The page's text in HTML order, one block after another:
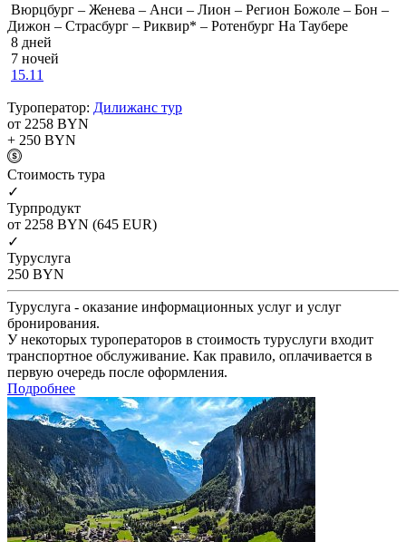
Вюрцбург – Женева – Анси – Лион – Регион Божоле – Бон –
Дижон – Страсбург – Риквир* – Ротенбург На Таубере
8 дней
7 ночей
15.11
Туроператор: Дилижанс тур
от 2258 BYN
+ 250 BYN
Cтоимость тура
✓
Турпродукт
от 2258 BYN (645 EUR)
✓
Туруслуга
250 BYN
Туруслуга - оказание информационных услуг и услуг
бронирования.
У некоторых туроператоров в стоимость туруслуги входит
транспортное обслуживание. Как правило, оплачивается в
первую очередь после оформления.
Подробнее